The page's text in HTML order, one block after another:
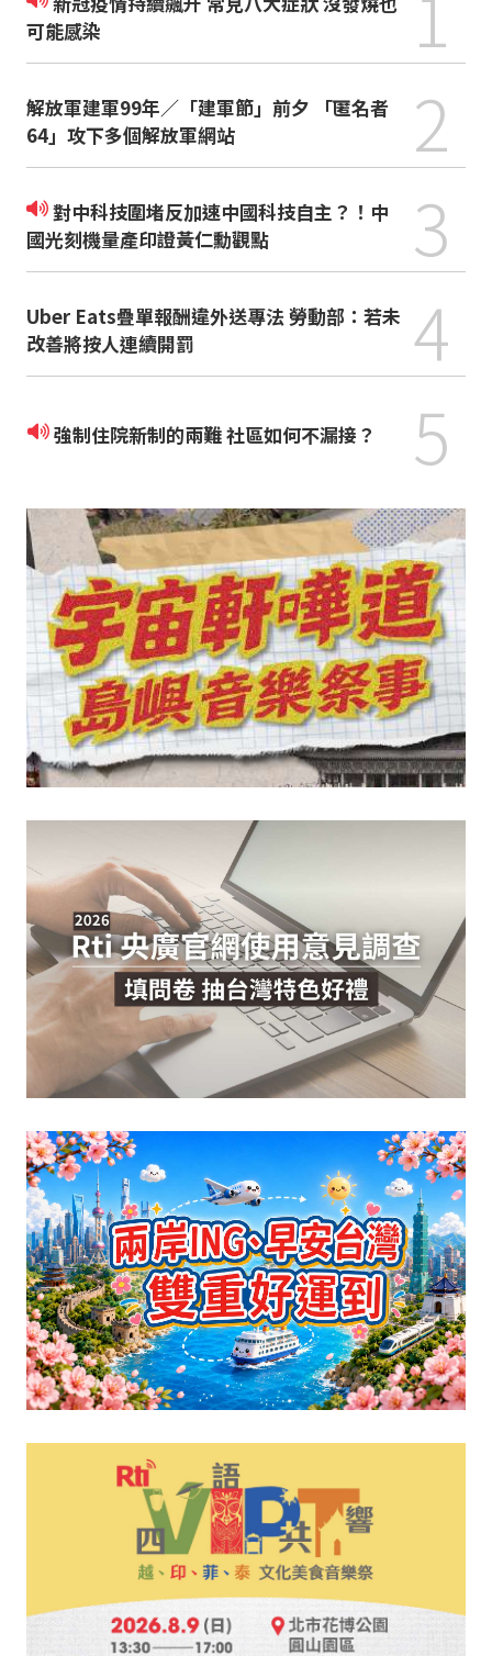
可能感染
解放軍建軍99年／「建軍節」前夕 「匿名者
64」攻下多個解放軍網站
2
對中科技圍堵反加速中國科技自主？！中
國光刻機量產印證黃仁勳觀點
3
Uber Eats疊單報酬違外送專法 勞動部：若未
改善將按人連續開罰
4
強制住院新制的兩難 社區如何不漏接？ 5